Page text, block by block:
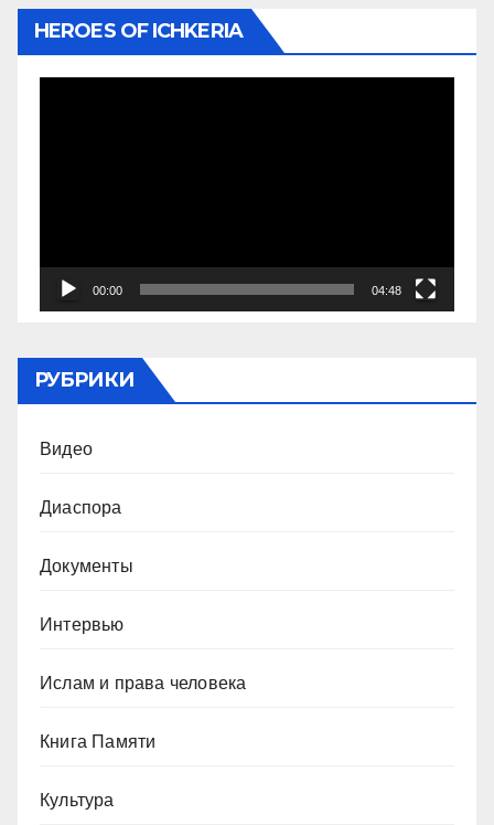
HEROES OF ICHKERIA
00:00 04:48
РУБРИКИ
Видео
Диаспора
Документы
Интервью
Ислам и права человека
Книга Памяти
Культура